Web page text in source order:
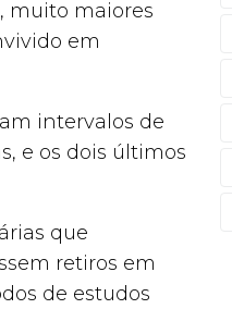
muito maiores
em
intervalos de
e os dois últimos
que
retiros em
de estudos